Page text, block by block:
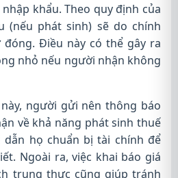
khẩu. Theo quy định của
(nếu phát sinh) sẽ do chính
Điều này có thể gây ra
nhỏ nếu người nhận không
người gửi nên thông báo
về khả năng phát sinh thuế
dẫn họ chuẩn bị tài chính để
Ngoài ra, việc khai báo giá
trung thực cũng giúp tránh